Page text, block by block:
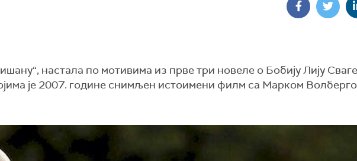
настала по мотивима из прве три новеле о Бобију Лију
је 2007. године снимљен истоимени филм са Марком